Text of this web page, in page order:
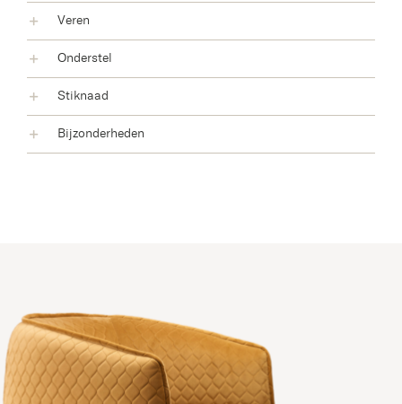
Veren
Onderstel
Stiknaad
Bijzonderheden